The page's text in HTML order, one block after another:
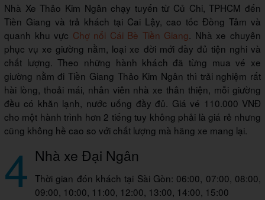
Nhà Xe Thảo Kim Ngân chạy tuyến từ Củ Chi, TPHCM đến
Tiền Giang và trả khách tại Cai Lậy, cao tốc Đồng Tâm và
quanh khu vực Chợ nổi Cái Bè Tiền Giang. Nhà xe chuyên
phục vụ xe giường nằm, loại xe đời mới đầy đủ tiện nghi và
chất lượng. Theo những hành khách đã từng mua vé xe
giường nằm đi Tiền Giang Thảo Kim Ngân thì trải nghiệm rất
hài lòng, thoải mái, nhân viên nhà xe thân thiện, mỗi giường
đều có khăn lạnh, nước uống đầy đủ. Giá vé 110.000 VNĐ
cho một hành trình hơn 2 tiếng tuy không phải là giá rẻ nhưng
cũng không hề cao so với chất lượng mà hãng xe mang lại.
4 Nhà xe Đại Ngân
Thời gian đón khách tại Sài Gòn: 06:00, 07:00, 08:00,
09:00, 10:00, 11:00, 12:00, 13:00, 14:00, 15:00